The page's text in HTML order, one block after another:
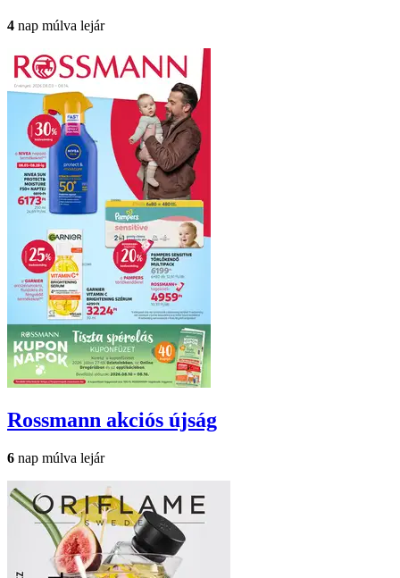
4 nap múlva lejár
Rossmann akciós újság
6 nap múlva lejár